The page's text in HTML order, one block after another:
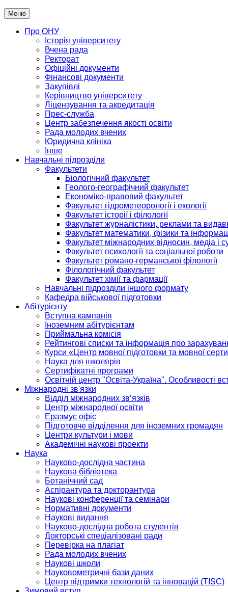
Меню
Про ОНУ
Історія університету
Вчена рада
Ректорат
Офіційні документи
Фінансові документи
Закупівлі
Керівництво університету
Ліцензування та акредитація
Прес-служба
Центр забезпечення якості освіти
Рада молодих вчених
Юридична клініка
Інше
Навчальні підрозділи
Факультети
Біологічний факультет
Геолого-географічний факультет
Економіко-правовий факультет
Факультет гідрометеорології і екології
Факультет історії і філології
Факультет журналістики, реклами та
Факультет математики, фізики та
Факультет міжнародних відносин, медіа і
Факультет психології та соціальної роботи
Факультет романо-германської філології
Філологічний факультет
Факультет хімії та фармації
Навчальні підрозділи іншого формату
Кафедра військової підготовки
Абітурієнту
Вступна кампанія
Іноземним абітурієнтам
Приймальна комісія
Рейтингові списки та інформація про
Курси «Центр мовної підготовки та мовної
Наука для школярів
Сертифікатні програми
Освітній центр "Освіта-Україна". Особливості
Міжнародні зв'язки
Відділ міжнародних зв’язків
Центр міжнародної освіти
Еразмус офіс
Підготовче відділення для іноземних громадян
Центри культури і мови
Академічні наукові проекти
Наука
Науково-дослідна частина
Наукова бібліотека
Ботанічний сад
Аспірантура та докторантура
Наукові конференції та семінари
Нормативні документи
Наукові видання
Науково-дослідна робота студентів
Докторські спеціалізовані ради
Перевірка на плагіат
Рада молодих вчених
Наукові школи
Науковометричні бази даних
Центр підтримки технологій та інновацій (TISC)